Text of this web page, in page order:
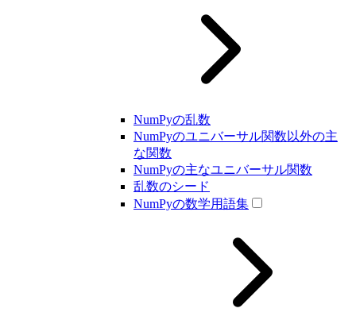
NumPyの乱数
NumPyのユニバーサル関数以外の主
な関数
NumPyの主なユニバーサル関数
乱数のシード
NumPyの数学用語集